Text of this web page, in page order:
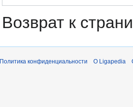
Возврат к
Политика конфиденциальности О Ligapedia